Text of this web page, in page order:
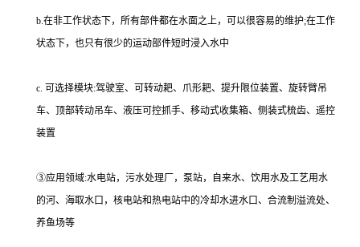
b.在非工作状态下，所有部件都在水面之上，可以很容易的维护;在工作
状态下，也只有很少的运动部件短时浸入水中
c. 可选择模块:驾驶室、可转动耙、爪形耙、提升限位装置、旋转臂吊
车、顶部转动吊车、液压可控抓手、移动式收集箱、侧装式梳齿、遥控
装置
③应用领域:水电站，污水处理厂，泵站，自来水、饮用水及工艺用水
的河、海取水口，核电站和热电站中的冷却水进水口、合流制溢流处、
养鱼场等